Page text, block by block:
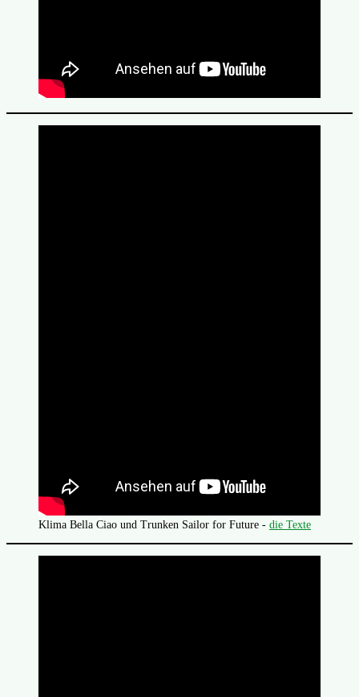
Klima Bella Ciao und Trunken Sailor for Future - die Texte